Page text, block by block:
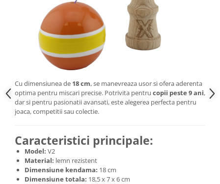
Cu dimensiunea de 18 cm, se manevreaza usor si ofera aderenta
optima pentru miscari precise. Potrivita pentru copii peste 9 ani,
dar si pentru pasionatii avansati, este alegerea perfecta pentru
joaca, competitii sau colectie.
Caracteristici principale:
Model: V2
Material: lemn rezistent
Dimensiune kendama: 18 cm
Dimensiune totala: 18,5 x 7 x 6 cm